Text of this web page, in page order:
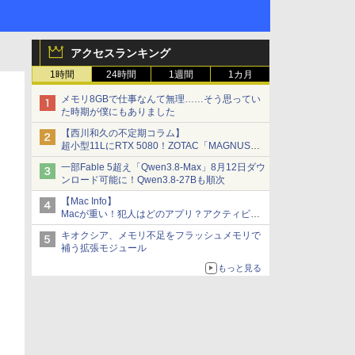
アクセスランキング
1時間 24時間 1週間 1カ月
メモリ8GBで仕事なんて無理……そう思ってい
た時期が僕にもありました
【西川和久の不定期コラム】
超小型11LにRTX 5080！ZOTAC「MAGNUS
ONE」最上位機の実力を探る
一部Fable 5超え「Qwen3.8-Max」8月12日ダウ
ンロード可能に！Qwen3.8-27Bも順次
【Mac Info】
Macが重い！犯人はどのアプリ？アクティビテ
ィモニタで突き止める
キオクシア、メモリ不足をフラッシュメモリで
補う拡張モジュール
もっと見る